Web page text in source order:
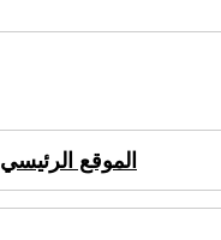
الموقع الرئيسي